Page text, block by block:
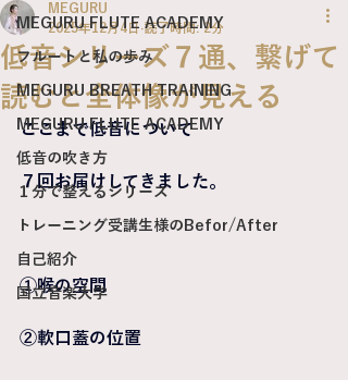
MEGURU FLUTE ACADEMY
フルートと私の歩み
MEGURU BREATH TRAINING
MEGURU FLUTE ACADEMY
低音の吹き方
１分で整えるシリーズ
トレーニング受講生様のBefor/After
自己紹介
国立音楽大学
低音シリーズ７通、繋げて
読むと全体像が見える
MEGURU
2025年12月4日 読了時間: 2分
ここまで低音について
７回お届けしてきました。
①喉の空間
②軟口蓋の位置